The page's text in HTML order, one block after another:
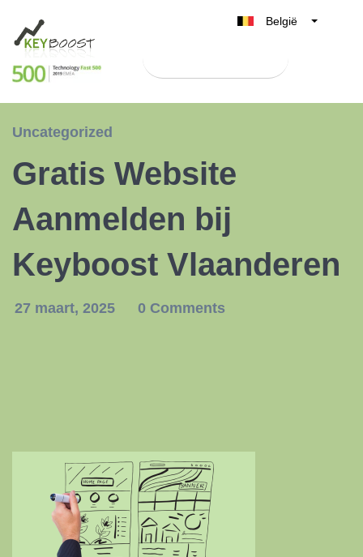
België
Nederland
Uncategorized
Gratis Website
Aanmelden bij
Keyboost Vlaanderen
27 maart, 2025 0 Comments